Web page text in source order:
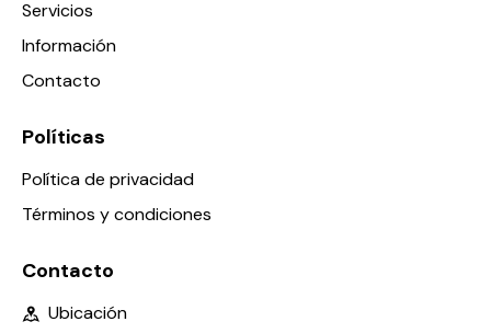
Servicios
Información
Contacto
Políticas
Política de privacidad
Términos y condiciones
Contacto
Ubicación